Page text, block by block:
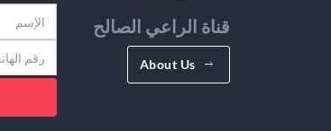
قناة الراعي الصالح
About Us